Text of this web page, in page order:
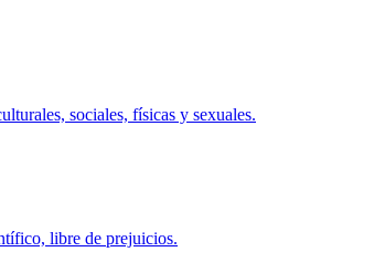
sociales, físicas y sexuales.
libre de prejuicios.